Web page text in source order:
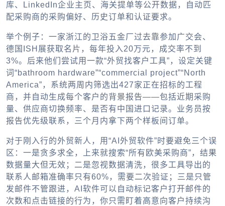
库、LinkedIn企业主页、海关提单等公开数据，自动匹
配采购商的采购偏好、历史订单和认证要求。
举个例子：一家浙江的卫浴五金厂过去靠参加广交会、
德国ISH展获取名片，每年投入20万元，成交率不到
3%。后来他们尝试用一款“外贸找客户工具”，设定关键
词“bathroom hardware”“commercial project”“North
America”，系统两周内筛选出427家正在招标的工程
商，并自动生成每个客户的背景报告——包括近期采购
量、供应商切换频率、是否有中国进口记录。业务员按
报告优先级联系，三个月内拿下两个样板间订单。
对于刚入行的外贸新人，用“AI外贸软件”时要避免三个误
区：一是贪多求全，上来就搜索“所有欧美采购商”，结果
数据量大但无效；二是忽视数据清洗，很多工具导出的
联系人邮箱准确率只有60%，需要二次验证；三是只管
发邮件不管跟进，AI软件可以自动标记客户打开邮件的
次数和点击链接的行为，你只需盯着高意向客户持续沟